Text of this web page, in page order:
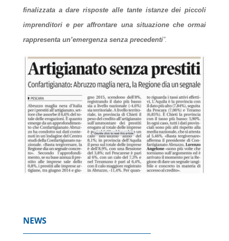
finalizzata a dare risposte alle tante istanze dei piccoli
imprenditori e per affrontare una situazione che ormai
rappresenta un’emergenza senza precedenti”.
NEWS